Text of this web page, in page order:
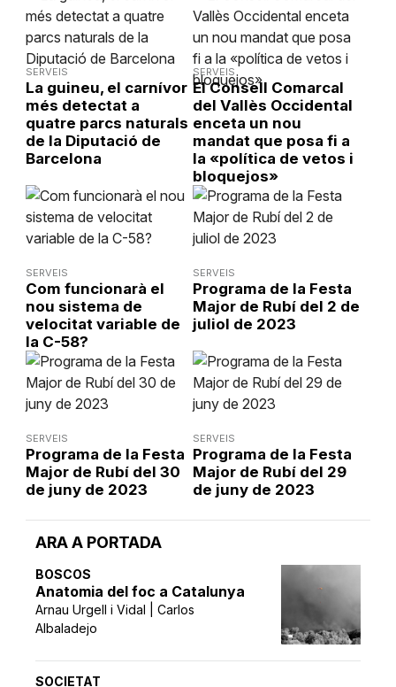
ARA A PORTADA
BOSCOS
Anatomia del foc a Catalunya
Arnau Urgell i Vidal | Carlos
Albaladejo
SOCIETAT
SERVEIS
La guineu, el carnívor
més detectat a
quatre parcs naturals
de la Diputació de
Barcelona
SERVEIS
El Consell Comarcal
del Vallès Occidental
enceta un nou
mandat que posa fi a
la «política de vetos i
bloquejos»
SERVEIS
Com funcionarà el
nou sistema de
velocitat variable de
la C-58?
SERVEIS
Programa de la Festa
Major de Rubí del 2 de
juliol de 2023
SERVEIS
Programa de la Festa
Major de Rubí del 30
de juny de 2023
SERVEIS
Programa de la Festa
Major de Rubí del 29
de juny de 2023